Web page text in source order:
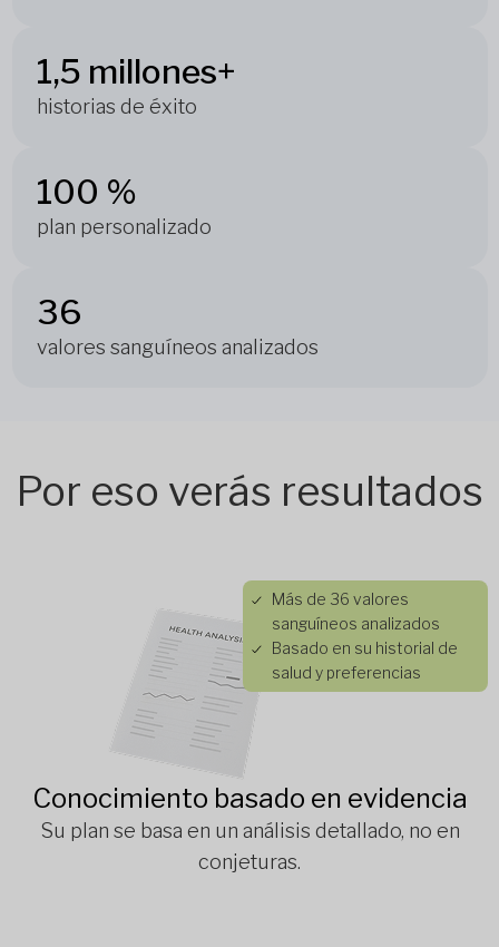
1,5 millones+
historias de éxito
100 %
plan personalizado
36
valores sanguíneos analizados
Por eso verás resultados
Más de 36 valores
sanguíneos analizados
Basado en su historial de
salud y preferencias
Conocimiento basado en evidencia
Su plan se basa en un análisis detallado, no en
conjeturas.